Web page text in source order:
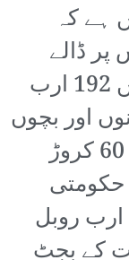
ہے کہ
ڈالے
گی۔ فلاح و بہبود کے بجٹ میں 192 ارب
اور بچوں
کے لیے مختص شدہ بجٹ میں 60 کروڑ
امداد میں 17 فیصد یعنی 200 ارب روبل